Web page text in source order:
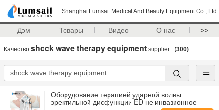
Shanghai Lumsail Medical And Beauty Equipment Co., Ltd.
Дом Товары Видео О нас >>
Качество shock wave therapy equipment supplier. (300)
Оборудование терапией ударной волны
эректильной дисфункции ED не инвазионное